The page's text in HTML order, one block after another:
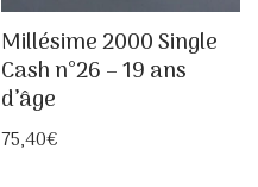
Millésime 2000 Single
Cash n°26 – 19 ans
d’âge
75,40€